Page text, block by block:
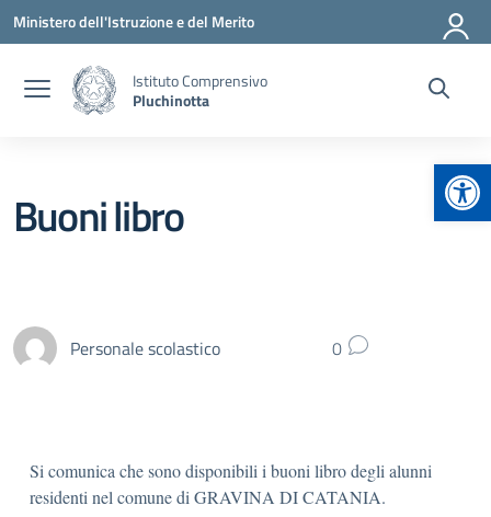
Vai ai contenuti
Vai al menu di navigazione
Vai al footer
Ministero dell'Istruzione e del Merito
Istituto Comprensivo
Pluchinotta
Buoni libro
Personale scolastico 0
Si comunica che sono disponibili i buoni libro degli alunni
residenti nel comune di GRAVINA DI CATANIA.